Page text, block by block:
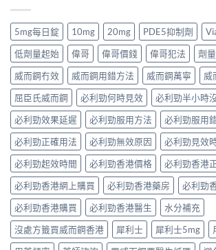
5mg每日錠 10mg 20mg PDE5抑制劑
低劑量起始
偉哥 偉哥價錢 偉哥犯法 劑
威而鋼冇效
威而鋼用錯方法 威而鋼萬寧
威
屈臣氏威而鋼
必利勁何時見效
必利勁半小時
必利勁效果延遲
必利勁服用方法
必利勁服用
必利勁正確用法
必利勁無效原因
必利勁見效
必利勁起效時間
必利勁香港價格
必利勁香港
必利勁香港網上購買
必利勁香港藥房
必利勁
必利勁香港購買
必利勁香港醫生
水分補充
沒處方籤買威而鋼香港
犀利士 犀利士5mg